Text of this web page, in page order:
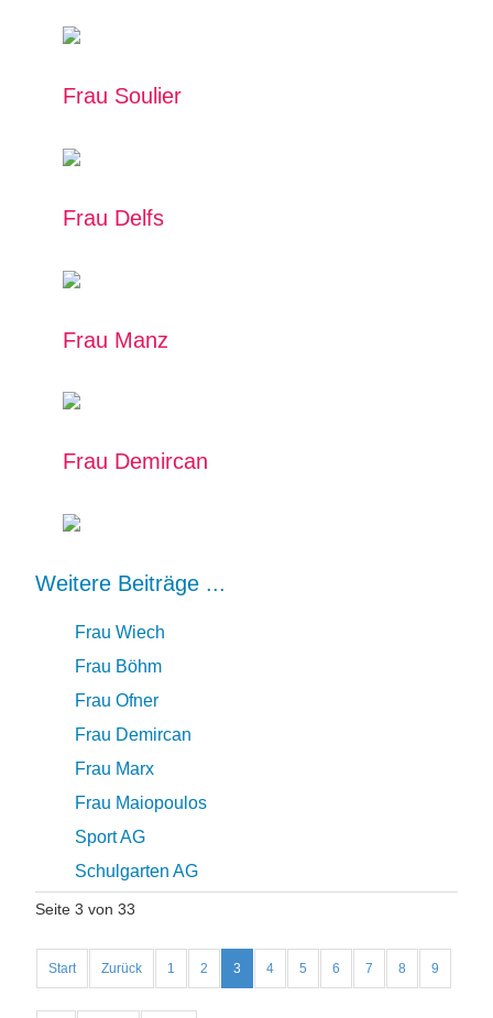
Frau Soulier
Frau Delfs
Frau Manz
Frau Demircan
Weitere Beiträge ...
Frau Wiech
Frau Böhm
Frau Ofner
Frau Demircan
Frau Marx
Frau Maiopoulos
Sport AG
Schulgarten AG
Seite 3 von 33
Start Zurück 1 2 3 4 5 6 7 8 9